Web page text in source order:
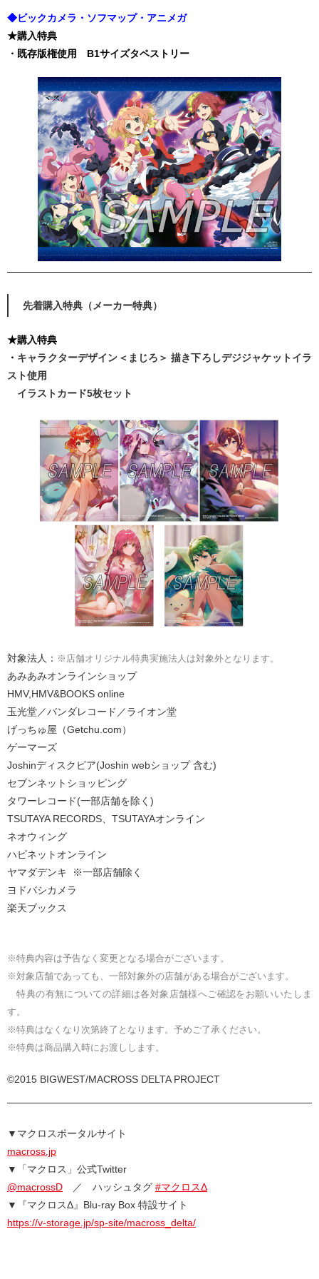
◆ビックカメラ・ソフマップ・アニメガ
★購入特典
・既存版権使用 B1サイズタペストリー
先着購入特典（メーカー特典）
★購入特典
・ キャラクターデザイン＜まじろ＞ 描き下ろしデジジャケットイラ
スト使用
イラストカード5枚セット
対象法人： ※店舗オリジナル特典実施法⼈は対象外となります。
あみあみオンラインショップ
HMV,HMV&BOOKS online
玉光堂／バンダレコード／ライオン堂
げっちゅ屋（Getchu.com）
ゲーマーズ
Joshinディスクピア(Joshin webショップ 含む)
セブンネットショッピング
タワーレコード(一部店舗を除く)
TSUTAYA RECORDS、TSUTAYAオンライン
ネオウィング
ハピネットオンライン
ヤマダデンキ ※一部店舗除く
ヨドバシカメラ
楽天ブックス
※特典内容は予告なく変更となる場合がございます。
※対象店舗であっても、一部対象外の店舗がある場合がございます。
特典の有無についての詳細は各対象店舗様へご確認をお願いいたしま
す。
※特典はなくなり次第終了となります。予めご了承ください。
※特典は商品購入時にお渡しします。
©2015 BIGWEST/MACROSS DELTA PROJECT
▼マクロスポータルサイト
macross.jp
▼「マクロス」公式Twitter
@macrossD ／ ハッシュタグ #マクロスΔ
▼『マクロスΔ』Blu-ray Box 特設サイト
https://v-storage.jp/sp-site/macross_delta/